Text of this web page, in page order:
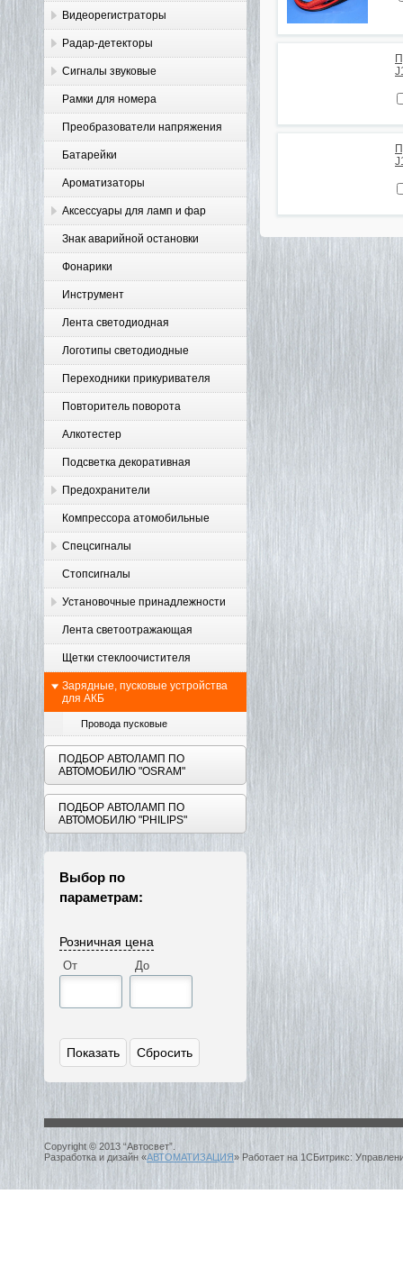
Видеорегистраторы
Радар-детекторы
Сигналы звуковые
Рамки для номера
Преобразователи напряжения
Батарейки
Ароматизаторы
Аксессуары для ламп и фар
Знак аварийной остановки
Фонарики
Инструмент
Лента светодиодная
Логотипы светодиодные
Переходники прикуривателя
Повторитель поворота
Алкотестер
Подсветка декоративная
Предохранители
Компрессора атомобильные
Спецсигналы
Стопсигналы
Установочные принадлежности
Лента светоотражающая
Щетки стеклоочистителя
Зарядные, пусковые устройства
для АКБ
Провода пусковые
ПОДБОР АВТОЛАМП ПО
АВТОМОБИЛЮ "OSRAM"
ПОДБОР АВТОЛАМП ПО
АВТОМОБИЛЮ "PHILIPS"
Выбор по
параметрам:
Розничная цена
От До
Copyright © 2013 “Автосвет”.
Разработка и дизайн «АВТОМАТИЗАЦИЯ» Работает на 1СБитрикс: